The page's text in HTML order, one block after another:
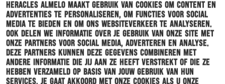
Heracles Almelo maakt gebruik van cookies om content en
advertenties te personaliseren, om functies voor social
media te bieden en om ons websiteverkeer te analyseren.
Ook delen we informatie over je gebruik van onze site met
onze partners voor social media, adverteren en analyse.
Deze partners kunnen deze gegevens combineren met
andere informatie die jij aan ze heeft verstrekt of die ze
hebben verzameld op basis van jouw gebruik van hun
services. Je gaat akkoord met onze cookies als u onze
Schrijf je in voor onze nieuwsbrief
Wil jij altijd en overal op de hoogte gehouden worden
van al het clubnieuws? Schrijf je dan in voor de
nieuwsbrief van Heracles Almelo. Doordat je zelf aan